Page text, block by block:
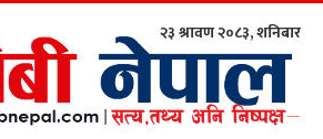
२३ श्रावण २०८३, शनिबार